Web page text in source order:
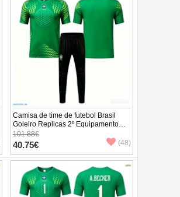
Camisa de time de futebol Brasil
Goleiro Replicas 2º Equipamento
Infantil Mundo 2026 Manga Curta (+
Calças curtas)
101.88€
40.75€ (48)